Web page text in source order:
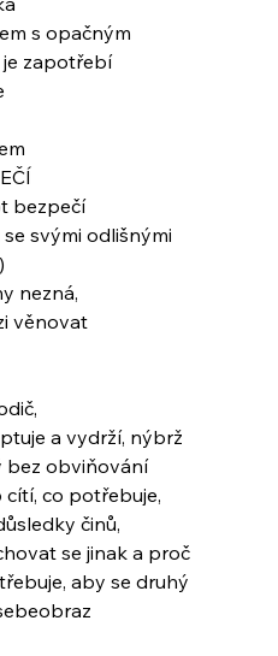
s opačným
zapotřebí
bezpečí
svými odlišnými
nezná,
věnovat
a vydrží, nýbrž
bez obviňování
cítí, co potřebuje,
činů,
se jinak a proč
aby se druhý